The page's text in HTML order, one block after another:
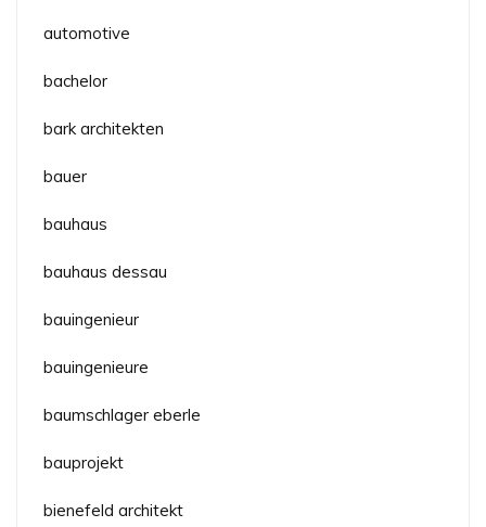
automotive
bachelor
bark architekten
bauer
bauhaus
bauhaus dessau
bauingenieur
bauingenieure
baumschlager eberle
bauprojekt
bienefeld architekt